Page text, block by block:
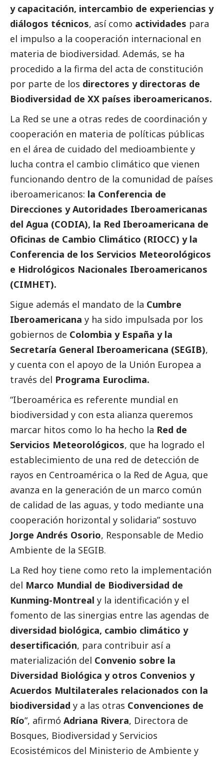
y capacitación, intercambio de experiencias y
diálogos técnicos, así como actividades para
el impulso a la cooperación internacional en
materia de biodiversidad. Además, se ha
procedido a la firma del acta de constitución
por parte de los directores y directoras de
Biodiversidad de XX países iberoamericanos.
La Red se une a otras redes de coordinación y
cooperación en materia de políticas públicas
en el área de cuidado del medioambiente y
lucha contra el cambio climático que vienen
funcionando dentro de la comunidad de países
iberoamericanos: la Conferencia de
Direcciones y Autoridades Iberoamericanas
del Agua (CODIA), la Red Iberoamericana de
Oficinas de Cambio Climático (RIOCC) y la
Conferencia de los Servicios Meteorológicos
e Hidrológicos Nacionales Iberoamericanos
(CIMHET).
Sigue además el mandato de la Cumbre
Iberoamericana y ha sido impulsada por los
gobiernos de Colombia y España y la
Secretaría General Iberoamericana (SEGIB),
y cuenta con el apoyo de la Unión Europea a
través del Programa Euroclima.
“Iberoamérica es referente mundial en
biodiversidad y con esta alianza queremos
marcar hitos como lo ha hecho la Red de
Servicios Meteorológicos, que ha logrado el
establecimiento de una red de detección de
rayos en Centroamérica o la Red de Agua, que
avanza en la generación de un marco común
de calidad de las aguas, y todo mediante una
cooperación horizontal y solidaria” sostuvo
Jorge Andrés Osorio, Responsable de Medio
Ambiente de la SEGIB.
La Red hoy tiene como reto la implementación
del Marco Mundial de Biodiversidad de
Kunming-Montreal y la identificación y el
fomento de las sinergias entre las agendas de
diversidad biológica, cambio climático y
desertificación, para contribuir así a
materialización del Convenio sobre la
Diversidad Biológica y otros Convenios y
Acuerdos Multilaterales relacionados con la
biodiversidad y a las otras Convenciones de
Río”, afirmó Adriana Rivera, Directora de
Bosques, Biodiversidad y Servicios
Ecosistémicos del Ministerio de Ambiente y